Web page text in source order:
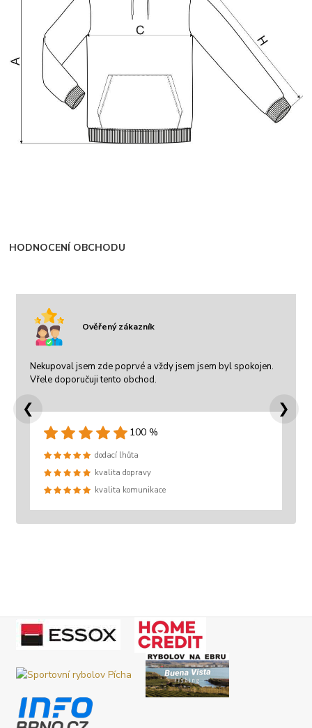
HODNOCENÍ OBCHODU
Ověřený zákazník
Nekupoval jsem zde poprvé a vždy jsem jsem byl spokojen.
Vřele doporučuji tento obchod.
100 %
dodací lhůta
kvalita dopravy
kvalita komunikace
❮ ❯